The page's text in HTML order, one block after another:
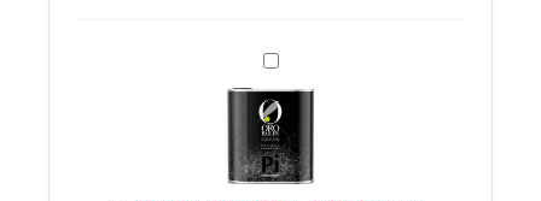
Oro
Bailén
Picual
2,5
L.
AOVE